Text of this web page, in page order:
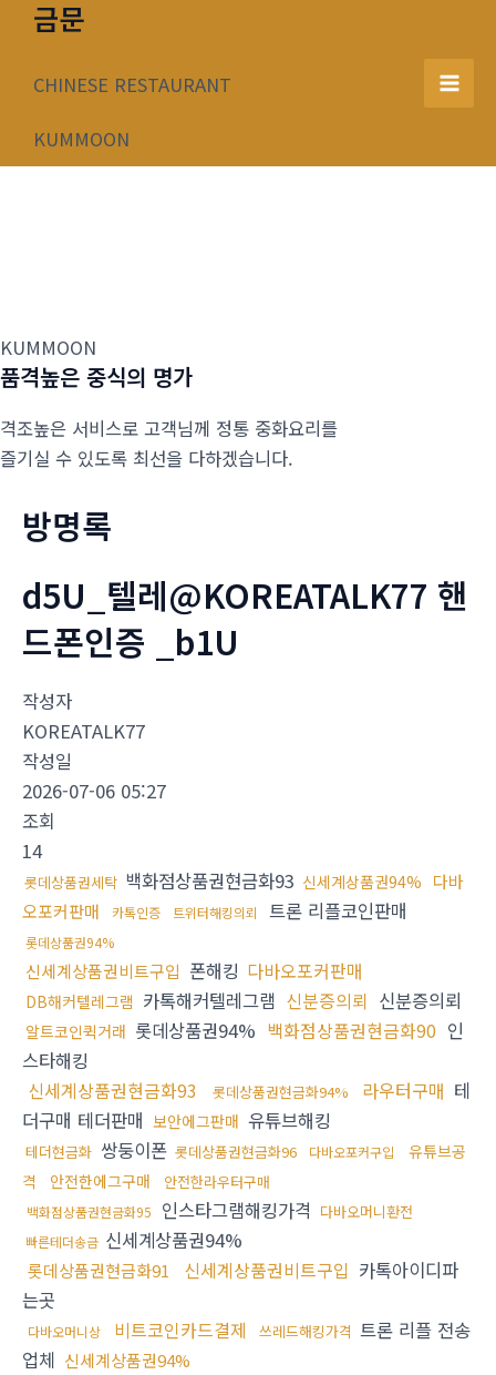
너
금문
CHINESE RESTAURANT
KUMMOON
Main
KUMMOON
품격높은 중식의 명가
격조높은 서비스로 고객님께 정통 중화요리를
즐기실 수 있도록 최선을 다하겠습니다.
방명록
d5U_텔레@KOREATALK77 핸
드폰인증 _b1U
작성자
KOREATALK77
작성일
2026-07-06 05:27
조회
14
롯데상품권세탁 백화점상품권현금화93 신세계상품권94% 다바
오포커판매
카톡인증 트위터해킹의뢰 트론 리플코인판매
롯데상품권94%
신세계상품권비트구입 폰해킹 다바오포커판매
DB해커텔레그램 카톡해커텔레그램 신분증의뢰 신분증의뢰
알트코인퀵거래 롯데상품권94% 백화점상품권현금화90 인
스타해킹
신세계상품권현금화93
롯데상품권현금화94% 라우터구매 테
더구매 테더판매 보안에그판매 유튜브해킹
테더현금화 쌍둥이폰 롯데상품권현금화96 다바오포커구입
유튜브공
격
안전한에그구매 안전한라우터구매
백화점상품권현금화95 인스타그램해킹가격 다바오머니환전
빠른테더송금 신세계상품권94%
롯데상품권현금화91 신세계상품권비트구입 카톡아이디파
는곳
다바오머니상 비트코인카드결제 쓰레드해킹가격 트론 리플 전송
업체 신세계상품권94%